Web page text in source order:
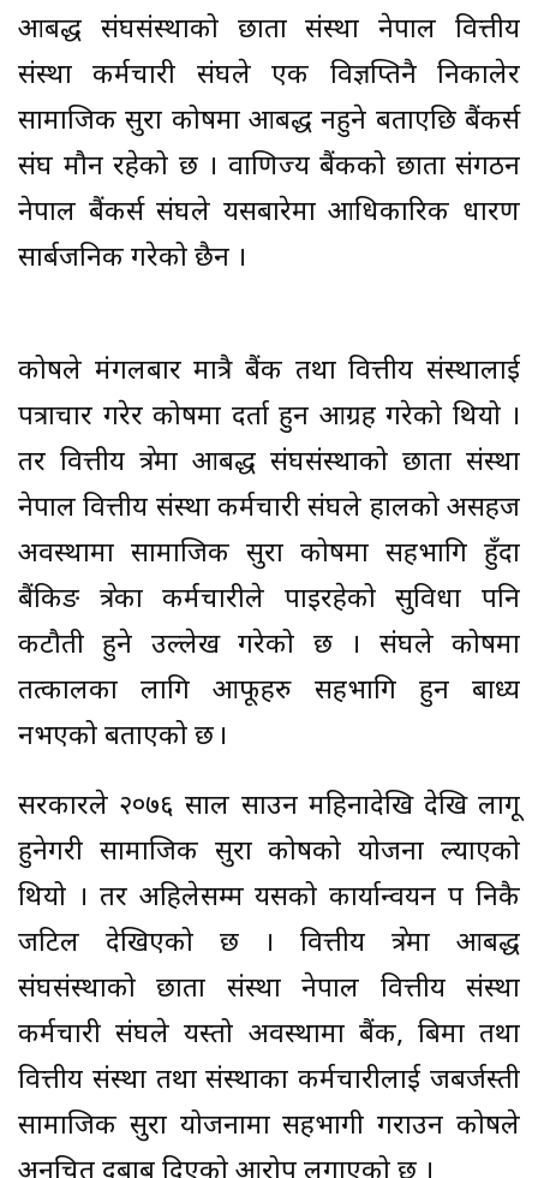
आबद्ध संघसंस्थाको छाता संस्था नेपाल वित्तीय
संस्था कर्मचारी संघले एक विज्ञप्तिनै निकालेर
सामाजिक सुरक्षा कोषमा आबद्ध नहुने बताएछि बैंकर्स
संघ मौन रहेको छ । वाणिज्य बैंकको छाता संगठन
नेपाल बैंकर्स संघले यसबारेमा आधिकारिक धारण
सार्बजनिक गरेको छैन ।
कोषले मंगलबार मात्रै बैंक तथा वित्तीय संस्थालाई
पत्राचार गरेर कोषमा दर्ता हुन आग्रह गरेको थियो ।
तर वित्तीय क्षेत्रमा आबद्ध संघसंस्थाको छाता संस्था
नेपाल वित्तीय संस्था कर्मचारी संघले हालको असहज
अवस्थामा सामाजिक सुरक्षा कोषमा सहभागि हुँदा
बैंकिङ क्षेत्रका कर्मचारीले पाइरहेको सुविधा पनि
कटौती हुने उल्लेख गरेको छ । संघले कोषमा
तत्कालका लागि आफूहरु सहभागि हुन बाध्य
नभएको बताएको छ ।
सरकारले २०७६ साल साउन महिनादेखि देखि लागू
हुनेगरी सामाजिक सुरक्षा कोषको योजना ल्याएको
थियो । तर अहिलेसम्म यसको कार्यान्वयन पक्ष निकै
जटिल देखिएको छ । वित्तीय क्षेत्रमा आबद्ध
संघसंस्थाको छाता संस्था नेपाल वित्तीय संस्था
कर्मचारी संघले यस्तो अवस्थामा बैंक, बिमा तथा
वित्तीय संस्था तथा संस्थाका कर्मचारीलाई जबर्जस्ती
सामाजिक सुरक्षा योजनामा सहभागी गराउन कोषले